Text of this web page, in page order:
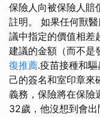
保險人向被保險人賠
註明。 如果任何獸
議中指定的價值相差
建議的金額（而不
復推薦.疫苗接種和
己的簽名和室印章來
義務，保險將在保險
32歲，他沒想到會